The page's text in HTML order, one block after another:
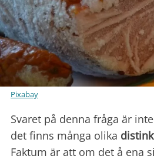
Pixabay
Svaret på denna fråga är
det finns många olika
Faktum är att om det å ena